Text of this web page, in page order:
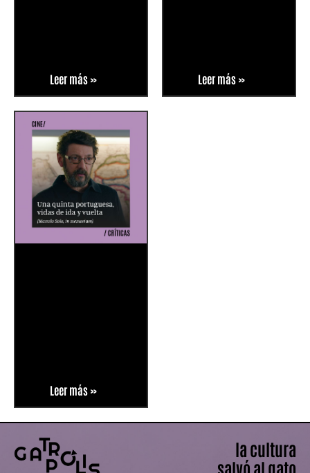
Leer más » Leer más »
Leer más »
la cultura
salvó al gato